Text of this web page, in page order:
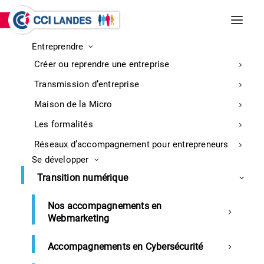
Entreprendre
Créer ou reprendre une entreprise
Transmission d’entreprise
Maison de la Micro
Les formalités
Réseaux d’accompagnement pour entrepreneurs
Se développer
Transition numérique
Nos accompagnements en
Webmarketing
Accompagnements en Cybersécurité
INCENDIES DE BISCARROSSE ET
PARENTIS-EN-BORN
informations sur la mobilisation
Développement commercial
Techniques de vente avancée
et vente consultative